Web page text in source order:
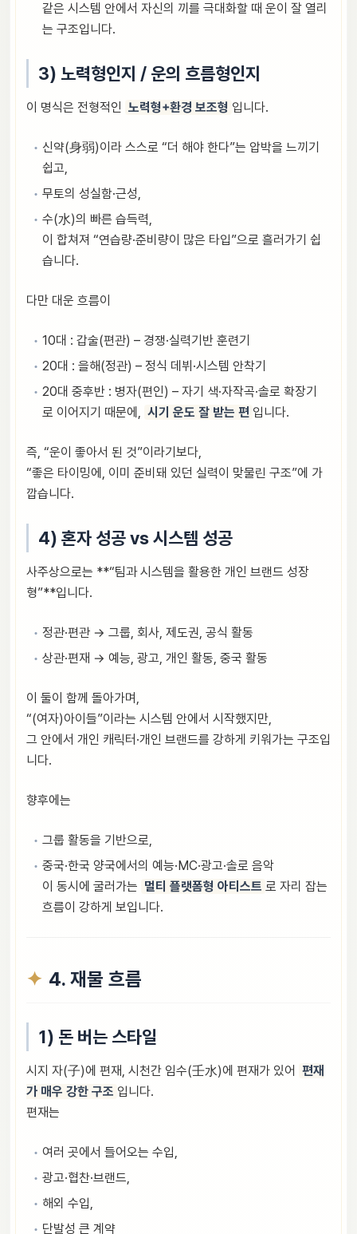
같은 시스템 안에서 자신의 끼를 극대화할 때 운이 잘 열리
는 구조입니다.
3) 노력형인지 / 운의 흐름형인지
이 명식은 전형적인 노력형+환경 보조형 입니다.
신약(身弱)이라 스스로 “더 해야 한다”는 압박을 느끼기
쉽고,
무토의 성실함·근성,
수(水)의 빠른 습득력,
이 합쳐져 “연습량·준비량이 많은 타입”으로 흘러가기 쉽
습니다.
다만 대운 흐름이
10대 : 갑술(편관) – 경쟁·실력기반 훈련기
20대 : 을해(정관) – 정식 데뷔·시스템 안착기
20대 중후반 : 병자(편인) – 자기 색·자작곡·솔로 확장기
로 이어지기 때문에, 시기 운도 잘 받는 편 입니다.
즉, “운이 좋아서 된 것”이라기보다,
“좋은 타이밍에, 이미 준비돼 있던 실력이 맞물린 구조”에 가
깝습니다.
4) 혼자 성공 vs 시스템 성공
사주상으로는 **“팀과 시스템을 활용한 개인 브랜드 성장
형”**입니다.
정관·편관 → 그룹, 회사, 제도권, 공식 활동
상관·편재 → 예능, 광고, 개인 활동, 중국 활동
이 둘이 함께 돌아가며,
“(여자)아이들”이라는 시스템 안에서 시작했지만,
그 안에서 개인 캐릭터·개인 브랜드를 강하게 키워가는 구조입
니다.
향후에는
그룹 활동을 기반으로,
중국·한국 양국에서의 예능·MC·광고·솔로 음악
이 동시에 굴러가는 멀티 플랫폼형 아티스트 로 자리 잡는
흐름이 강하게 보입니다.
4. 재물 흐름
1) 돈 버는 스타일
시지 자(子)에 편재, 시천간 임수(壬水)에 편재가 있어 편재
가 매우 강한 구조 입니다.
편재는
여러 곳에서 들어오는 수입,
광고·협찬·브랜드,
해외 수입,
단발성 큰 계약